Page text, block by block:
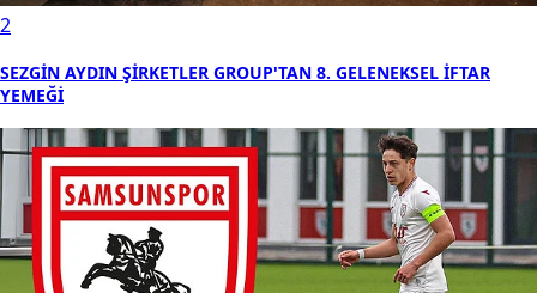
2
SEZGİN AYDIN ŞİRKETLER GROUP'TAN 8. GELENEKSEL İFTAR
YEMEĞİ